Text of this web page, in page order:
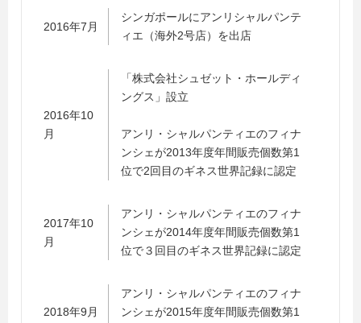
2016年7月
シンガポールにアンリシャルパンテ
ィエ（海外2号店）を出店
2016年10
月
「株式会社シュゼット・ホールディ
ングス」設立
アンリ・シャルパンティエのフィナ
ンシェが2013年度年間販売個数第1
位で2回目のギネス世界記録に認定
2017年10
月
アンリ・シャルパンティエのフィナ
ンシェが2014年度年間販売個数第1
位で３回目のギネス世界記録に認定
2018年9月
アンリ・シャルパンティエのフィナ
ンシェが2015年度年間販売個数第1